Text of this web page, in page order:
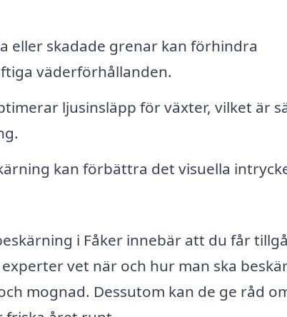
eller skadade grenar kan förhindra
väderförhållanden.
ljusinsläpp för växter, vilket är
kan förbättra det visuella
i Fåker innebär att du får
vet när och hur man ska
mognad. Dessutom kan de ge råd